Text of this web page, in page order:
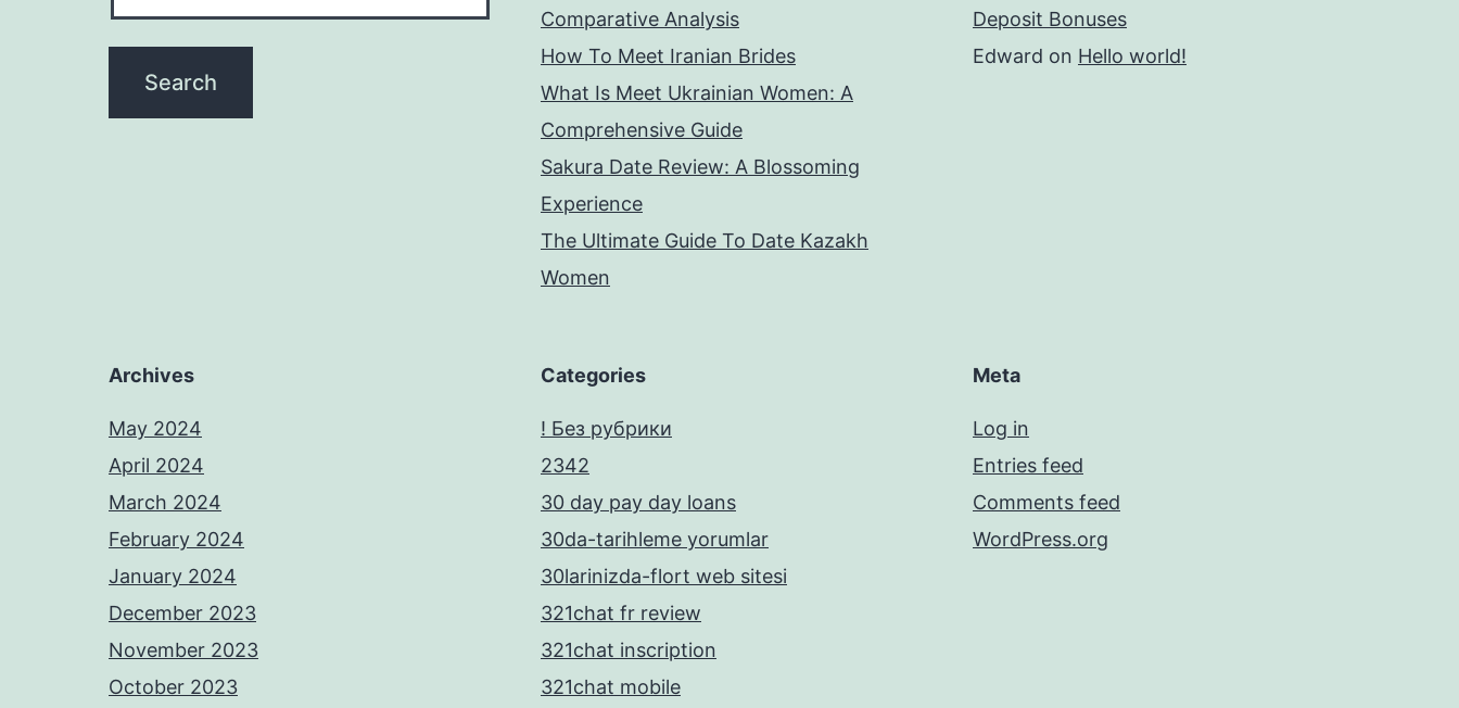
Comparative Analysis
How To Meet Iranian Brides
What Is Meet Ukrainian Women: A
Comprehensive Guide
Sakura Date Review: A Blossoming
Experience
The Ultimate Guide To Date Kazakh
Women
Deposit Bonuses
Edward on Hello world!
Archives
May 2024
April 2024
March 2024
February 2024
January 2024
December 2023
November 2023
October 2023
Categories
! Без рубрики
2342
30 day pay day loans
30da-tarihleme yorumlar
30larinizda-flort web sitesi
321chat fr review
321chat inscription
321chat mobile
Meta
Log in
Entries feed
Comments feed
WordPress.org